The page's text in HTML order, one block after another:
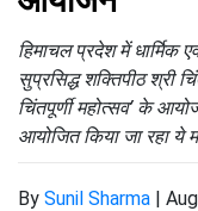
हिमाचल प्रदेश में
सुप्रसिद्ध शक्तिपीठ श्री
चिंतपूर्णी महोत्सव’ के
आयोजित किया जा रहा ये
By Sunil Sharma |